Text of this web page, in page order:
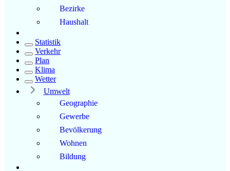
Bezirke
Haushalt
Statistik
Verkehr
Plan
Klima
Wetter
Umwelt
Geographie
Gewerbe
Bevölkerung
Wohnen
Bildung